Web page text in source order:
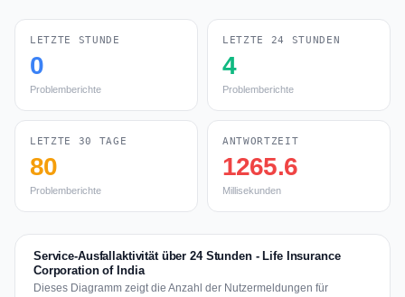
LETZTE STUNDE
0
Problemberichte
LETZTE 24 STUNDEN
4
Problemberichte
LETZTE 30 TAGE
80
Problemberichte
ANTWORTZEIT
1265.6
Millisekunden
Service-Ausfallaktivität über 24 Stunden - Life Insurance
Corporation of India
Dieses Diagramm zeigt die Anzahl der Nutzermeldungen für